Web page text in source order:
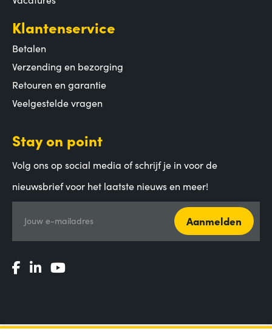
Klantenservice
Betalen
Verzending en bezorging
Retouren en garantie
Veelgestelde vragen
Stay on point
Volg ons op social media of schrijf je in voor de
nieuwsbrief voor het laatste nieuws en meer!
Jouw e-mailadres Aanmelden